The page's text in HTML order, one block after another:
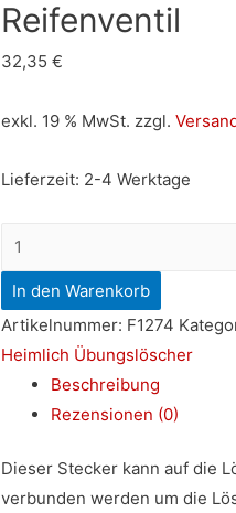
Reifenventil
32,35€
exkl. 19 % MwSt. zzgl.
Lieferzeit: 2-4 Werktage
Druckluftstecker
für
Reifenventil
Menge
In den Warenkorb
Artikelnummer: F1274
Heimlich Übungslöscher
Beschreibung
Rezensionen (0)
Dieser Stecker kann auf die
verbunden werden um die